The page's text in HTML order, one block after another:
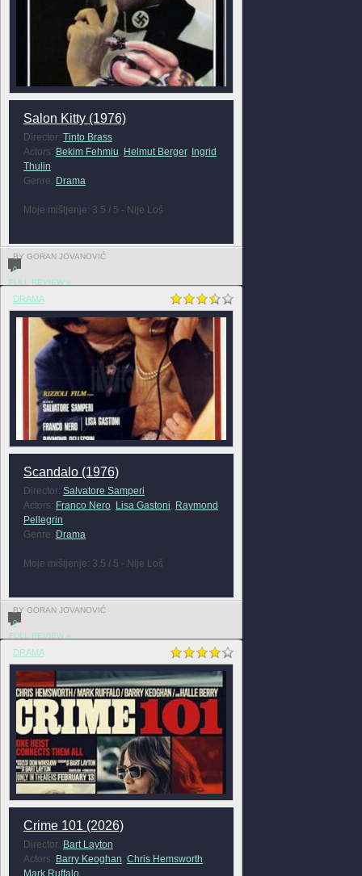
Salon Kitty (1976)
Director: Tinto Brass
Actors: Bekim Fehmiu, Helmut Berger, Ingrid
Thulin
Genre: Drama
Moje mišljenje: 3.5 / 5 - Nije Loš
BY GORAN JOVANOVIĆ
0
FULL REVIEW »
DRAMA
Scandalo (1976)
Director: Salvatore Samperi
Actors: Franco Nero, Lisa Gastoni, Raymond
Pellegrin
Genre: Drama
Moje mišljenje: 3.5 / 5 - Nije Loš
BY GORAN JOVANOVIĆ
0
FULL REVIEW »
DRAMA
Crime 101 (2026)
Director: Bart Layton
Actors: Barry Keoghan, Chris Hemsworth,
Mark Ruffalo